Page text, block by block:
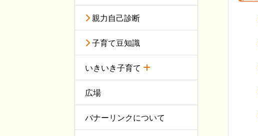
親力自己診断
子育て豆知識
いきいき子育て
広場
バナーリンクについて